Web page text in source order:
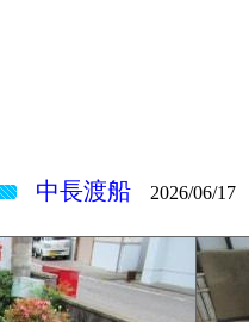
中長渡船 2026/06/17